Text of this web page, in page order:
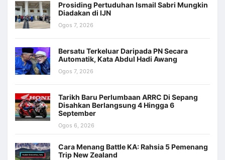
Prosiding Pertuduhan Ismail Sabri Mungkin
Diadakan di IJN
Ogos 7, 2026
Bersatu Terkeluar Daripada PN Secara
Automatik, Kata Abdul Hadi Awang
Ogos 7, 2026
Tarikh Baru Perlumbaan ARRC Di Sepang
Disahkan Berlangsung 4 Hingga 6
September
Ogos 6, 2026
Cara Menang Battle KA: Rahsia 5 Pemenang
Trip New Zealand